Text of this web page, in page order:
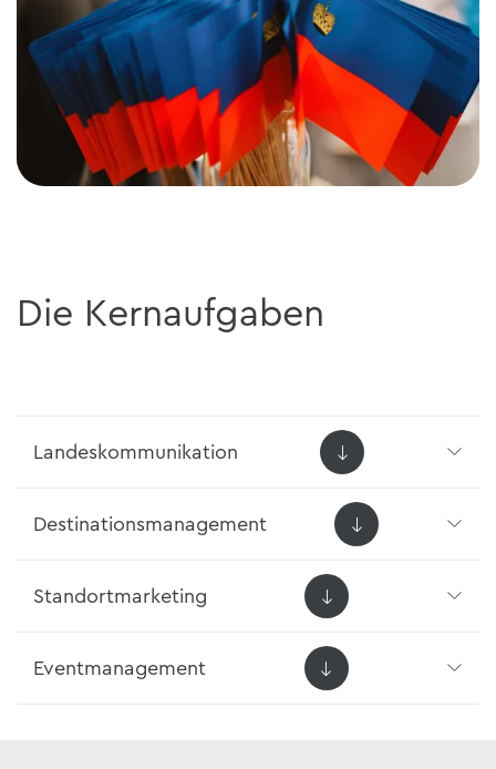
Die Kernaufgaben
Landeskommunikation
Destinationsmanagement
Standortmarketing
Eventmanagement